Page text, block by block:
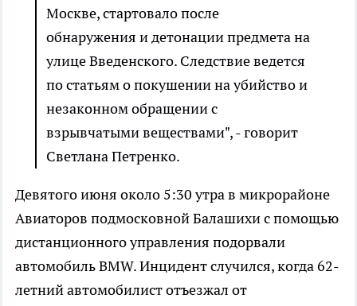
Москве, стартовало после
обнаружения и детонации предмета на
улице Введенского. Следствие ведется
по статьям о покушении на убийство и
незаконном обращении с
взрывчатыми веществами", - говорит
Светлана Петренко.
Девятого июня около 5:30 утра в микрорайоне
Авиаторов подмосковной Балашихи с помощью
дистанционного управления подорвали
автомобиль BMW. Инцидент случился, когда 62-
летний автомобилист отъезжал от